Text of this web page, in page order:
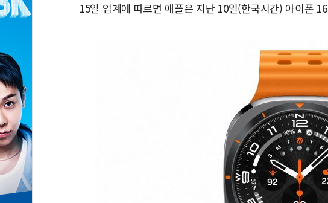
15일 업계에 따르면 애플은 지난 10일(한국시간) 아이폰